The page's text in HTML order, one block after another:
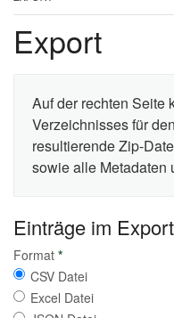
KONTAKT
Export
Auf der rechten Seite
Verzeichnisses für
resultierende Zip-
sowie alle Metadaten
Einträge im
Format *
CSV Datei
Excel Datei